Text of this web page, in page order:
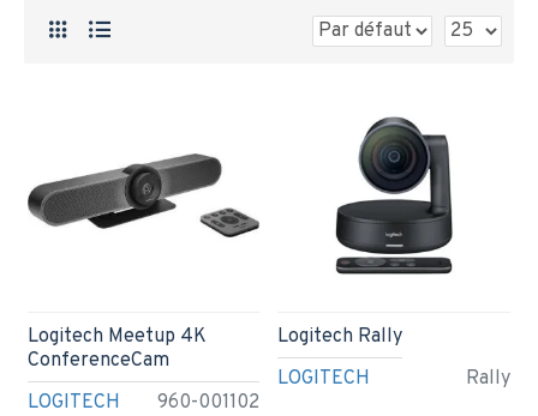
LOGITECH 960-001102
Logitech Meetup 4K
ConferenceCam
LOGITECH Rally
Logitech Rally